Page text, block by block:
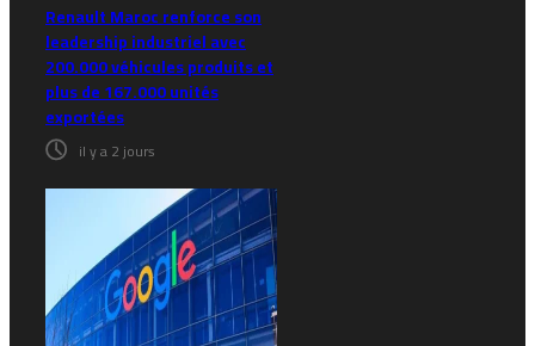
Renault Maroc renforce son
leadership industriel avec
200.000 véhicules produits et
plus de 167.000 unités
exportées
il y a 2 jours